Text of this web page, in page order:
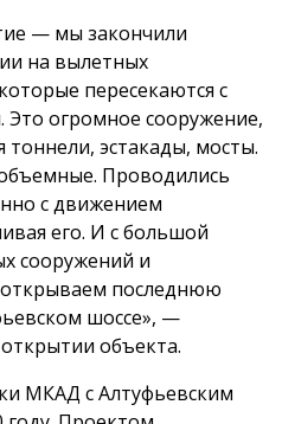
— мы закончили
на вылетных
пересекаются с
Это огромное сооружение,
тоннели, эстакады, мосты.
Проводились
с движением
его. И с большой
сооружений и
последнюю
шоссе», —
объекта.
МКАД с Алтуфьевским